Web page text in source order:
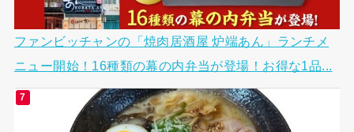
ファンビッチャンの「焼肉居酒屋 炉端あん」ランチメ
ニュー開始！16種類の幕の内弁当が登場！お得な1品...